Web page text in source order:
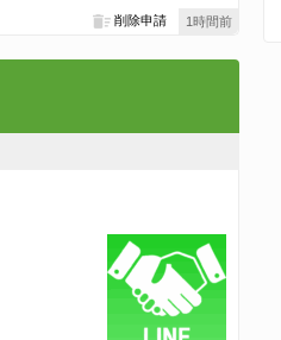
1時間前
削除申請